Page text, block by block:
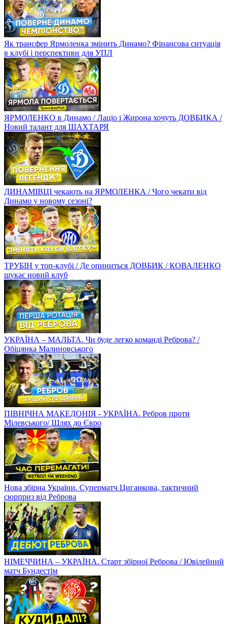
Як трансфер Ярмоленка змінить Динамо? Фінансова ситуація
в клубі і перспективи для УПЛ
ЯРМОЛЕНКО в Динамо / Лаціо і Жирона хочуть ДОВБИКА /
Новий талант для ШАХТАРЯ
ДИНАМІВЦІ чекають на ЯРМОЛЕНКА / Чого чекати від
Динамо у новому сезоні?
ТРУБІН у топ-клубі / Де опиниться ДОВБИК / КОВАЛЕНКО
шукає новий клуб
УКРАЇНА – МАЛЬТА. Чи буде легко команді Реброва? /
Обіцянка Малиновського
ПІВНІЧНА МАКЕДОНІЯ - УКРАЇНА. Ребров проти
Мілевського/ Шлях до Євро
Нова збірна України. Суперматч Циганкова, тактичний
сюрприз від Реброва
НІМЕЧЧИНА – УКРАЇНА. Старт збірної Реброва / Ювілейний
матч Бундестім